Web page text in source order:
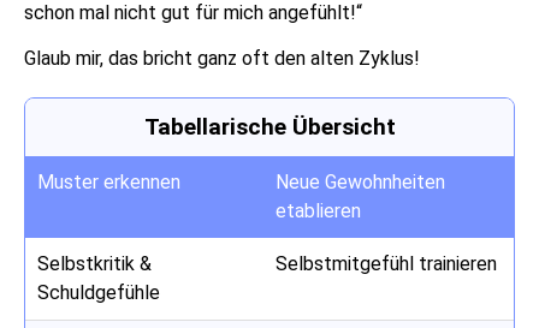
schon mal nicht gut für mich angefühlt!“
Glaub mir, das bricht ganz oft den alten Zyklus!
Tabellarische Übersicht
Muster erkennen
Neue Gewohnheiten
etablieren
Selbstkritik &
Schuldgefühle
Selbstmitgefühl trainieren